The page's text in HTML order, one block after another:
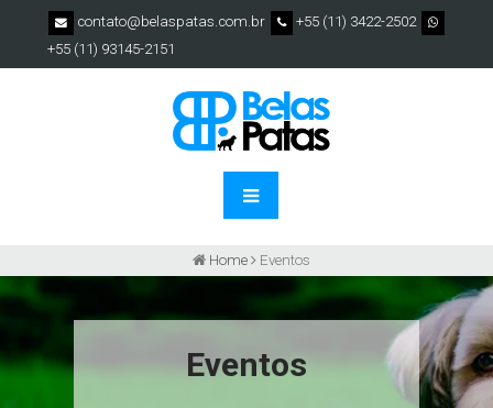
contato@belaspatas.com.br
+55 (11) 3422-2502
+55 (11) 93145-2151
Home Eventos
Eventos